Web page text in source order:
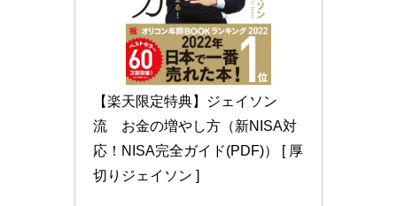
【楽天限定特典】ジェイソン
流　お金の増やし方（新NISA対
応！NISA完全ガイド(PDF)） [ 厚
切りジェイソン ]